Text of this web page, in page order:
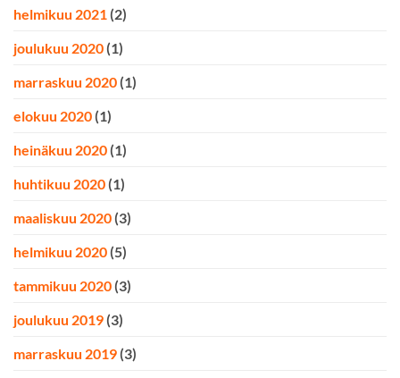
helmikuu 2021 (2)
joulukuu 2020 (1)
marraskuu 2020 (1)
elokuu 2020 (1)
heinäkuu 2020 (1)
huhtikuu 2020 (1)
maaliskuu 2020 (3)
helmikuu 2020 (5)
tammikuu 2020 (3)
joulukuu 2019 (3)
marraskuu 2019 (3)